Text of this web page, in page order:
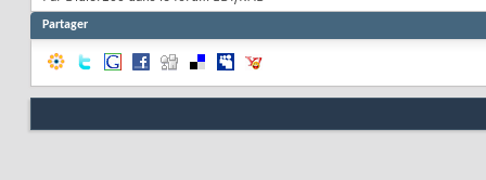
Partager